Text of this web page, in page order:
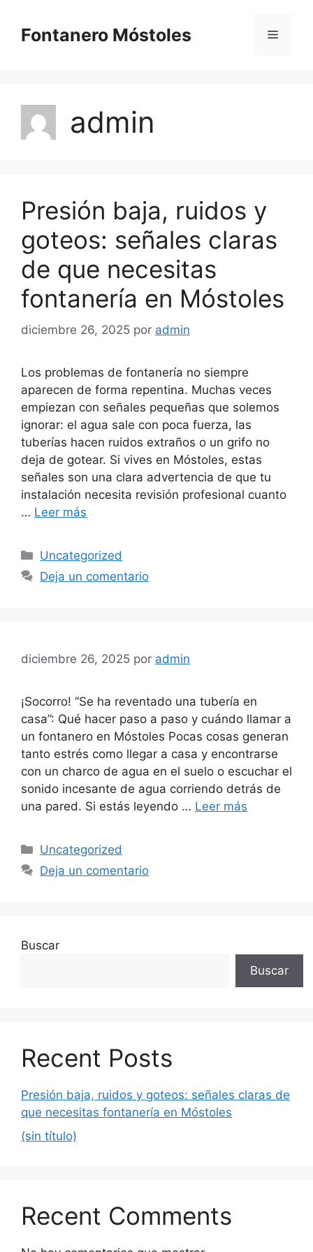
contenido
Fontanero Móstoles Menú
admin
Presión baja, ruidos y
goteos: señales claras
de que necesitas
fontanería en Móstoles
diciembre 26, 2025 por admin
Los problemas de fontanería no siempre
aparecen de forma repentina. Muchas veces
empiezan con señales pequeñas que solemos
ignorar: el agua sale con poca fuerza, las
tuberías hacen ruidos extraños o un grifo no
deja de gotear. Si vives en Móstoles, estas
señales son una clara advertencia de que tu
instalación necesita revisión profesional cuanto
… Leer más
Categorías
Uncategorized
Deja un comentario
diciembre 26, 2025 por admin
¡Socorro! “Se ha reventado una tubería en
casa”: Qué hacer paso a paso y cuándo llamar a
un fontanero en Móstoles Pocas cosas generan
tanto estrés como llegar a casa y encontrarse
con un charco de agua en el suelo o escuchar el
sonido incesante de agua corriendo detrás de
una pared. Si estás leyendo … Leer más
Categorías
Uncategorized
Deja un comentario
Buscar
Buscar
Recent Posts
Presión baja, ruidos y goteos: señales claras de
que necesitas fontanería en Móstoles
(sin título)
Recent Comments